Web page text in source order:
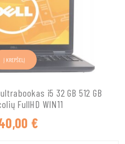
i5 32 GB 512 GB
FullHD WIN11
€
Į KREPŠELĮ